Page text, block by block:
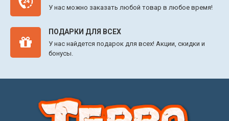
У нас можно заказать любой товар в любое время!
ПОДАРКИ ДЛЯ ВСЕХ
У нас найдется подарок для всех! Акции, скидки и
бонусы.